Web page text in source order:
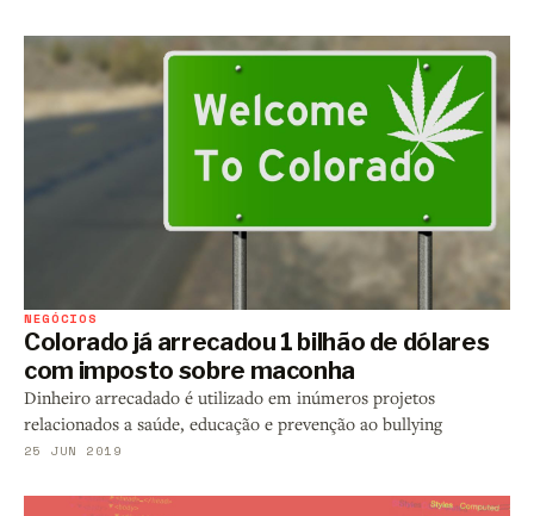
NEGÓCIOS
Colorado já arrecadou 1 bilhão de dólares
com imposto sobre maconha
Dinheiro arrecadado é utilizado em inúmeros projetos
relacionados a saúde, educação e prevenção ao bullying
25 JUN 2019